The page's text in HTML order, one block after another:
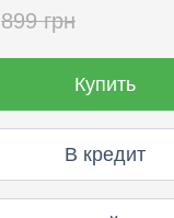
899 грн
Купить
В кредит